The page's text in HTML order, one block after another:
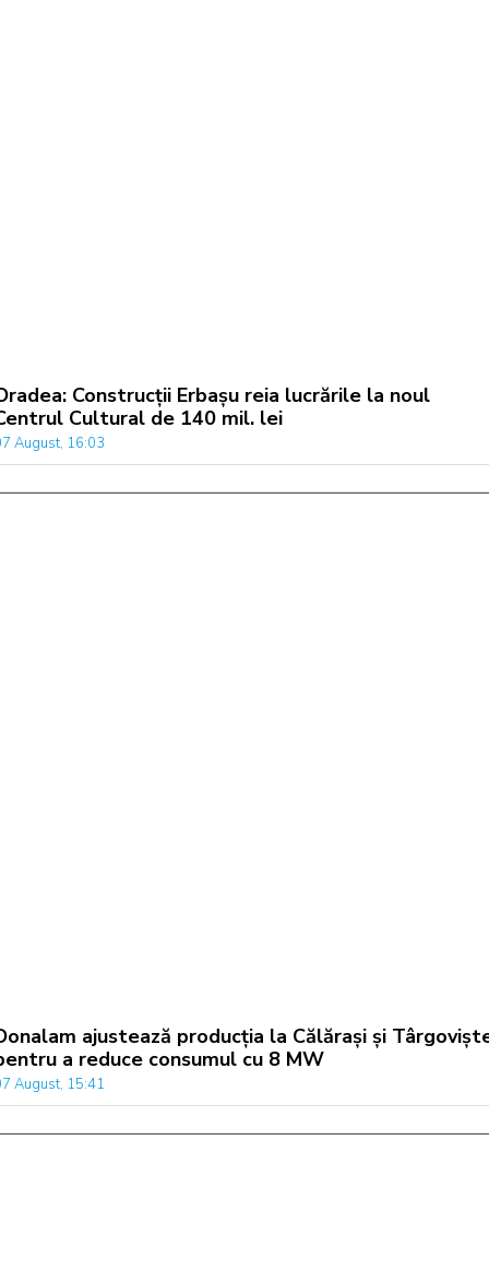
Construcții Erbașu reia lucrările la noul
Cultural de 140 mil. lei
August, 16:03
ajustează producția la Călărași și
a reduce consumul cu 8 MW
August, 15:41